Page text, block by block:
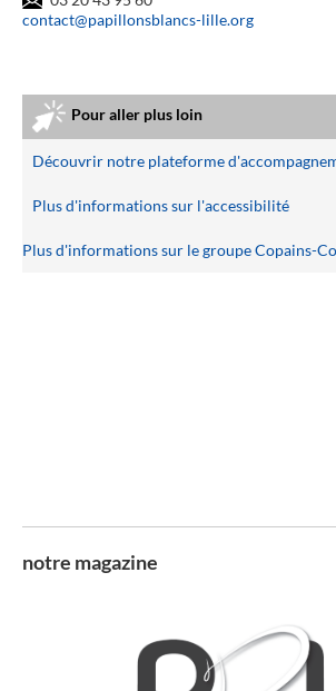
contact@papillonsblancs-lille.org
Pour aller plus loin
Découvrir notre plateforme
Plus d'informations sur l'accessibilité
Plus d'informations sur le groupe Copains-
notre magazine